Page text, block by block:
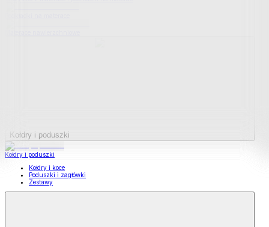
Kołdry i poduszki
Kołdry i poduszki
Kołdry i koce
Poduszki i zagłówki
Zestawy